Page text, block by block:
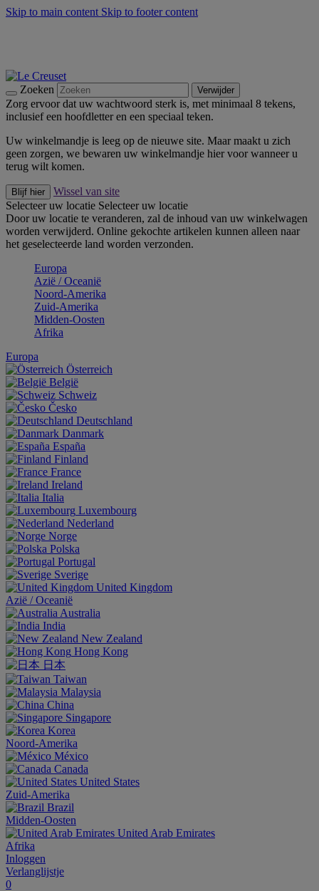
Skip to main content Skip to footer content
Zoeken Verwijder
Zorg ervoor dat uw wachtwoord sterk is, met minimaal 8 tekens,
inclusief een hoofdletter en een speciaal teken.
Uw winkelmandje is leeg op de nieuwe site. Maar maakt u zich
geen zorgen, we bewaren uw winkelmandje hier voor wanneer u
terug wilt komen.
Blijf hier
Wissel van site
Selecteer uw locatie Selecteer uw locatie
Door uw locatie te veranderen, zal de inhoud van uw winkelwagen
worden verwijderd. Online gekochte artikelen kunnen alleen naar
het geselecteerde land worden verzonden.
Europa
Aziё / Oceaniё
Noord-Amerika
Zuid-Amerika
Midden-Oosten
Afrika
Europa
Österreich
België
Schweiz
Česko
Deutschland
Danmark
España
Finland
France
Ireland
Italia
Luxembourg
Nederland
Norge
Polska
Portugal
Sverige
United Kingdom
Aziё / Oceaniё
Australia
India
New Zealand
Hong Kong
日本
Taiwan
Malaysia
China
Singapore
Korea
Noord-Amerika
México
Canada
United States
Zuid-Amerika
Brazil
Midden-Oosten
United Arab Emirates
Afrika
Inloggen
Verlanglijstje
0